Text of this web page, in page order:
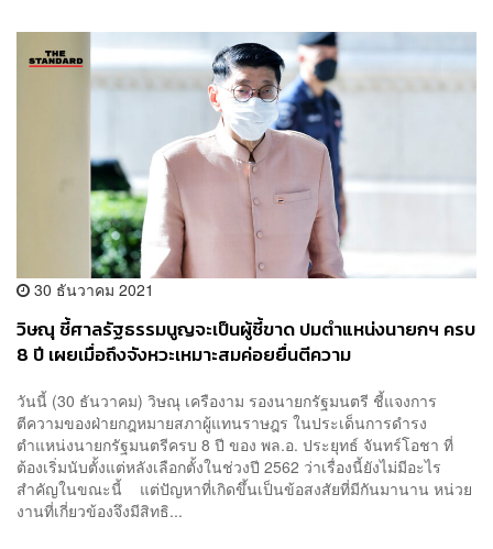
30 ธันวาคม 2021
วิษณุ ชี้ศาลรัฐธรรมนูญจะเป็นผู้ชี้ขาด ปมตำแหน่งนายกฯ ครบ
8 ปี เผยเมื่อถึงจังหวะเหมาะสมค่อยยื่นตีความ
วันนี้ (30 ธันวาคม) วิษณุ เครืองาม รองนายกรัฐมนตรี ชี้แจงการ
ตีความของฝ่ายกฎหมายสภาผู้แทนราษฎร ในประเด็นการดำรง
ตำแหน่งนายกรัฐมนตรีครบ 8 ปี ของ พล.อ. ประยุทธ์ จันทร์โอชา ที่
ต้องเริ่มนับตั้งแต่หลังเลือกตั้งในช่วงปี 2562 ว่าเรื่องนี้ยังไม่มีอะไร
สำคัญในขณะนี้ แต่ปัญหาที่เกิดขึ้นเป็นข้อสงสัยที่มีกันมานาน หน่วย
งานที่เกี่ยวข้องจึงมีสิทธิ...